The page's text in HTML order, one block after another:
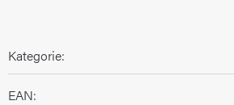
Kategorie:
EAN: